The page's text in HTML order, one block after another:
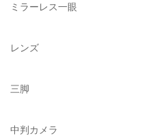
A-POWER (エー・パワー)
ACQUAPAZZA（アクアパッツァ
ミラーレス一眼
レンズ
三脚
中判カメラ